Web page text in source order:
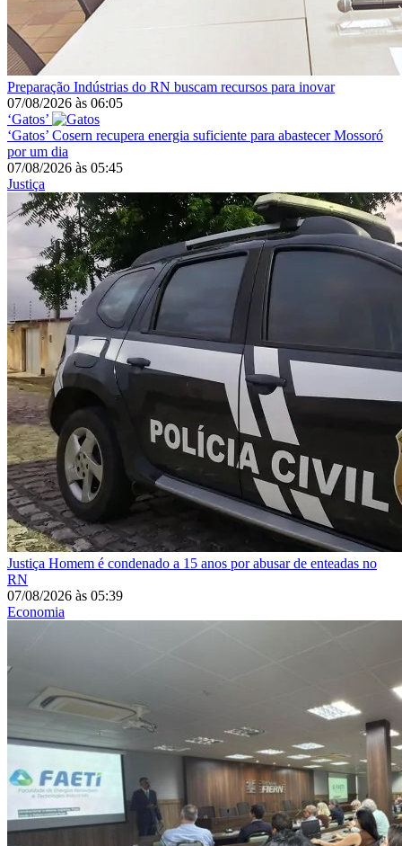
Preparação Indústrias do RN buscam recursos para inovar
07/08/2026 às 06:05
‘Gatos’
‘Gatos’ Cosern recupera energia suficiente para abastecer Mossoró
por um dia
07/08/2026 às 05:45
Justiça
Justiça Homem é condenado a 15 anos por abusar de enteadas no
RN
07/08/2026 às 05:39
Economia